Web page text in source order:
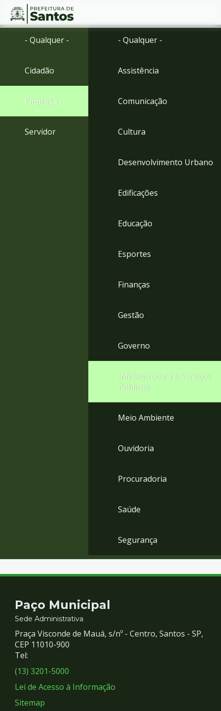
Ir
Ir
menu
Conteúdo
- Qualquer -
Cidadão
Empresa
Servidor
- Qualquer -
Assistência
Comunicação
Cultura
Desenvolvimento Urbano
Edificações
Educação
Esportes
Finanças
Gestão
Governo
Infraestrutura e Serviços
Públicos
Meio Ambiente
Ouvidoria
Procuradoria
Saúde
Segurança
Contato
e
Redes
Sociais
Paço Municipal
Sede Administrativa
Praça Visconde de Mauá, s/nº - Centro, Santos - SP,
CEP 11010-900
Tel:
(13) 3201-5000
Lei de Acesso à Informação
Sitemap